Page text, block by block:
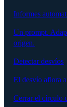
Informes
Un prompt.
origen.
Detectar desvíos
El desvío aflora
Cerrar el círculo